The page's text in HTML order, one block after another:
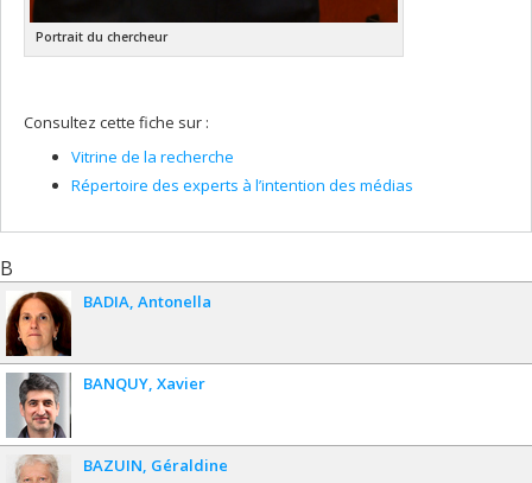
Portrait du chercheur
Consultez cette fiche sur :
Vitrine de la recherche
Répertoire des experts à l’intention des médias
B
BADIA Antonella
BANQUY Xavier
BAZUIN Géraldine